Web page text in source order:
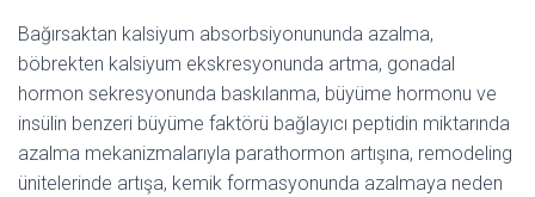
Bağırsaktan kalsiyum absorbsiyonununda azalma,
böbrekten kalsiyum ekskresyonunda artma, gonadal
hormon sekresyonunda baskılanma, büyüme hormonu ve
insülin benzeri büyüme faktörü bağlayıcı peptidin miktarında
azalma mekanizmalarıyla parathormon artışına, remodeling
ünitelerinde artışa, kemik formasyonunda azalmaya neden